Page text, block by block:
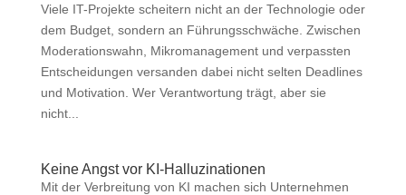
Viele IT-Projekte scheitern nicht an der Technologie oder
dem Budget, sondern an Führungsschwäche. Zwischen
Moderationswahn, Mikromanagement und verpassten
Entscheidungen versanden dabei nicht selten Deadlines
und Motivation. Wer Verantwortung trägt, aber sie
nicht...
Keine Angst vor KI-Halluzinationen
Mit der Verbreitung von KI machen sich Unternehmen